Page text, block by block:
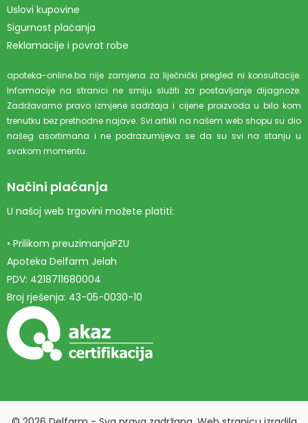
Uslovi kupovine
Sigurnost plaćanja
Reklamacije i povrat robe
apoteka-online.ba nije zamjena za liječnički pregled ni konsultacije.
Informacije na stranici ne smiju služiti za postavljanje dijagnoze.
Zadržavamo pravo izmjene sadržaja i cijene proizvoda u bilo kom
trenutku bez prethodne najave. Svi artikli na našem web shopu su dio
našeg asortimana i ne podrazumijeva se da su svi na stanju u
svakom momentu.
Načini plaćanja
U našoj web trgovini možete platiti:
• Prilikom preuzimanjaPZU
Apoteka Delfarm Jelah
PDV: 4218711680004
Broj rješenja: 43-05-0030-10